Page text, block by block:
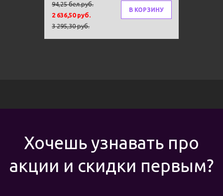
94,25 бел.руб.
2 636,50 руб.
3 295,30 руб.
В КОРЗИНУ
Хочешь узнавать про
акции и скидки первым?